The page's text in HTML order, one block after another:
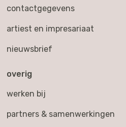
contactgegevens
artiest en impresariaat
nieuwsbrief
overig
werken bij
partners & samenwerkingen